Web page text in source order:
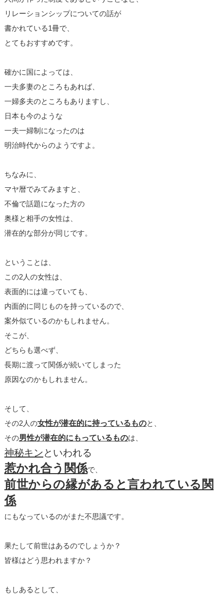
リレーションシップについての話が
書かれている1冊で、
とてもおすすめです。
確かに国によっては、
一夫多妻のところもあれば、
一婦多夫のところもありますし、
日本も今のような
一夫一婦制になったのは
明治時代からのようですよ。
ちなみに、
マヤ暦でみてみますと、
不倫で話題になった方の
奥様と相手の女性は、
潜在的な部分が同じです。
ということは、
この2人の女性は、
表面的には違っていても、
内面的に同じものを持っているので、
案外似ているのかもしれません。
そこが、
どちらも選べず、
長期に渡って関係が続いてしまった
原因なのかもしれません。
そして、
その2人の女性が潜在的に持っているものと、
その男性が潜在的にもっているものは、
神秘キンといわれる
惹かれ合う関係で、
前世からの縁があると言われている関
係
にもなっているのがまた不思議です。
果たして前世はあるのでしょうか？
皆様はどう思われますか？
もしあるとして、